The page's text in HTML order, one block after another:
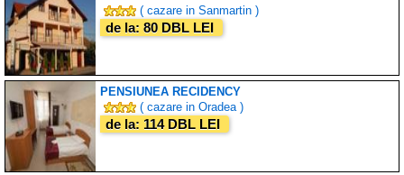
( cazare in Sanmartin )
de la: 80 DBL LEI
PENSIUNEA RECIDENCY
( cazare in Oradea )
de la: 114 DBL LEI